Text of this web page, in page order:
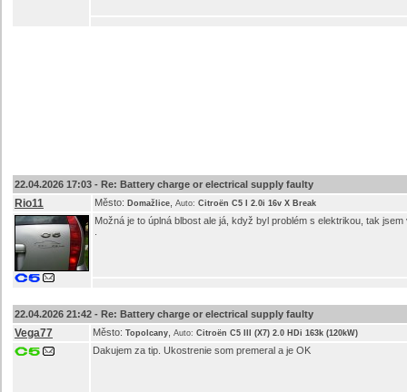
22.04.2026 17:03 - Re: Battery charge or electrical supply faulty
Rio11 Město: Domažlice Auto: Citroën C5 I 2.0i 16v X Break
Možná je to úplná blbost ale já, když byl problém s elektrikou, tak
22.04.2026 21:42 - Re: Battery charge or electrical supply faulty
Vega77 Město: Topolcany Auto: Citroën C5 III (X7) 2.0 HDi 163k (120kW)
Dakujem za tip. Ukostrenie som premeral a je OK